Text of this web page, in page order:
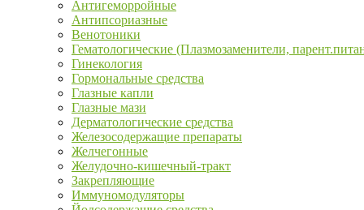
Антигеморройные
Антипсориазные
Венотоники
Гематологические (Плазмозаменители,
Гинекология
Гормональные средства
Глазные капли
Глазные мази
Дерматологические средства
Железосодержащие препараты
Желчегонные
Желудочно-кишечный-тракт
Закрепляющие
Иммуномодуляторы